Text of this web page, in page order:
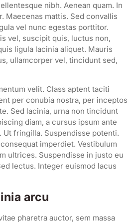
nibh. Aenean quam. In
Maecenas mattis. Sed convallis
vel nunc egestas porttitor.
vel, suscipit quis, luctus non,
ligula lacinia aliquet. Mauris
ullamcorper vel, tincidunt sed,
velit. Class aptent taciti
per conubia nostra, per inceptos
Sed lacinia, urna non tincidunt
diam, a cursus ipsum ante
fringilla. Suspendisse potenti.
imperdiet. Vestibulum
ultrices. Suspendisse in justo eu
lectus. Integer euismod lacus
arcu
pharetra auctor, sem massa